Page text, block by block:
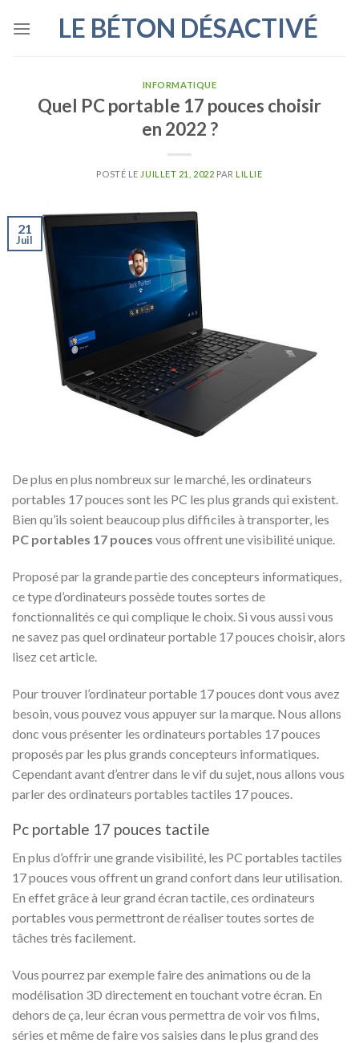
LE BÉTON DÉSACTIVÉ
INFORMATIQUE
Quel PC portable 17 pouces choisir
en 2022 ?
POSTÉ LE JUILLET 21, 2022 PARLILLIE
21
Juil
De plus en plus nombreux sur le marché, les ordinateurs
portables 17 pouces sont les PC les plus grands qui existent.
Bien qu’ils soient beaucoup plus difficiles à transporter, les
PC portables 17 pouces vous offrent une visibilité unique.
Proposé par la grande partie des concepteurs informatiques,
ce type d’ordinateurs possède toutes sortes de
fonctionnalités ce qui complique le choix. Si vous aussi vous
ne savez pas quel ordinateur portable 17 pouces choisir, alors
lisez cet article.
Pour trouver l’ordinateur portable 17 pouces dont vous avez
besoin, vous pouvez vous appuyer sur la marque. Nous allons
donc vous présenter les ordinateurs portables 17 pouces
proposés par les plus grands concepteurs informatiques.
Cependant avant d’entrer dans le vif du sujet, nous allons vous
parler des ordinateurs portables tactiles 17 pouces.
Pc portable 17 pouces tactile
En plus d’offrir une grande visibilité, les PC portables tactiles
17 pouces vous offrent un grand confort dans leur utilisation.
En effet grâce à leur grand écran tactile, ces ordinateurs
portables vous permettront de réaliser toutes sortes de
tâches très facilement.
Vous pourrez par exemple faire des animations ou de la
modélisation 3D directement en touchant votre écran. En
dehors de ça, leur écran vous permettra de voir vos films,
séries et même de faire vos saisies dans le plus grand des